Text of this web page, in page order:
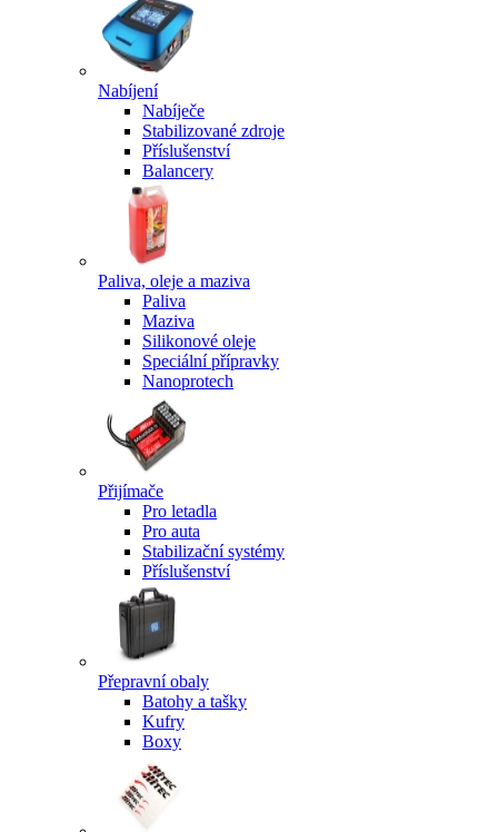
Nabíjení
Nabíječe
Stabilizované zdroje
Příslušenství
Balancery
Paliva, oleje a maziva
Paliva
Maziva
Silikonové oleje
Speciální přípravky
Nanoprotech
Přijímače
Pro letadla
Pro auta
Stabilizační systémy
Příslušenství
Přepravní obaly
Batohy a tašky
Kufry
Boxy